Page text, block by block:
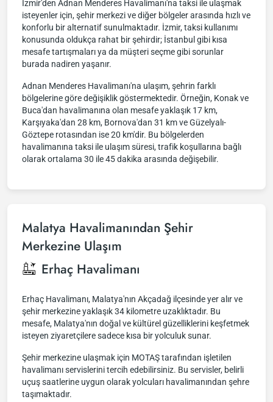
İzmir'den Adnan Menderes Havalimanı'na taksi ile ulaşmak
isteyenler için, şehir merkezi ve diğer bölgeler arasında hızlı ve
konforlu bir alternatif sunulmaktadır. İzmir, taksi kullanımı
konusunda oldukça rahat bir şehirdir; İstanbul gibi kısa
mesafe tartışmaları ya da müşteri seçme gibi sorunlar
burada nadiren yaşanır.
Adnan Menderes Havalimanı'na ulaşım, şehrin farklı
bölgelerine göre değişiklik göstermektedir. Örneğin, Konak ve
Buca'dan havalimanına olan mesafe yaklaşık 17 km,
Karşıyaka'dan 28 km, Bornova'dan 31 km ve Güzelyalı-
Göztepe rotasından ise 20 km'dir. Bu bölgelerden
havalimanına taksi ile ulaşım süresi, trafik koşullarına bağlı
olarak ortalama 30 ile 45 dakika arasında değişebilir.
Malatya Havalimanından Şehir
Merkezine Ulaşım
Erhaç Havalimanı
Erhaç Havalimanı, Malatya'nın Akçadağ ilçesinde yer alır ve
şehir merkezine yaklaşık 34 kilometre uzaklıktadır. Bu
mesafe, Malatya'nın doğal ve kültürel güzelliklerini keşfetmek
isteyen ziyaretçilere sadece kısa bir yolculuk sunar.
Şehir merkezine ulaşmak için MOTAŞ tarafından işletilen
havalimanı servislerini tercih edebilirsiniz. Bu servisler, belirli
uçuş saatlerine uygun olarak yolcuları havalimanından şehre
taşımaktadır.